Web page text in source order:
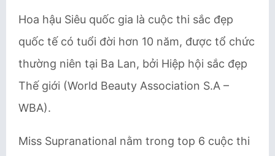
Hoa hậu Siêu quốc gia là cuộc thi sắc đẹp
quốc tế có tuổi đời hơn 10 năm, được tổ chức
thường niên tại Ba Lan, bởi Hiệp hội sắc đẹp
Thế giới (World Beauty Association S.A –
WBA).
Miss Supranational nằm trong top 6 cuộc thi